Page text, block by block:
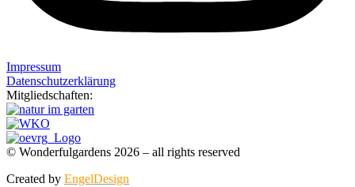
Impressum
Datenschutzerklärung
Mitgliedschaften:
© Wonderfulgardens 2026 – all rights reserved
Created by EngelDesign